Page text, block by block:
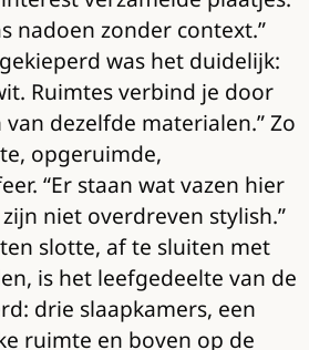
nadoen zonder context.”
was het duidelijk:
Ruimtes verbind je door
dezelfde materialen.” Zo
opgeruimde,
“Er staan wat vazen hier
niet overdreven stylish.”
slotte, af te sluiten met
is het leefgedeelte van de
drie slaapkamers, een
ruimte en boven op de